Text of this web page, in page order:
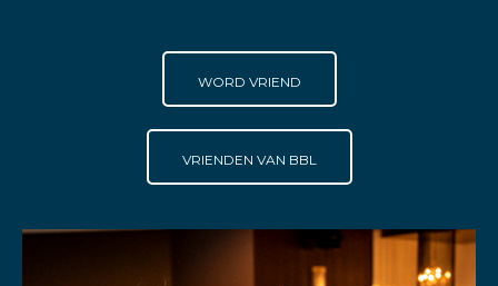
WORD VRIEND
VRIENDEN VAN BBL